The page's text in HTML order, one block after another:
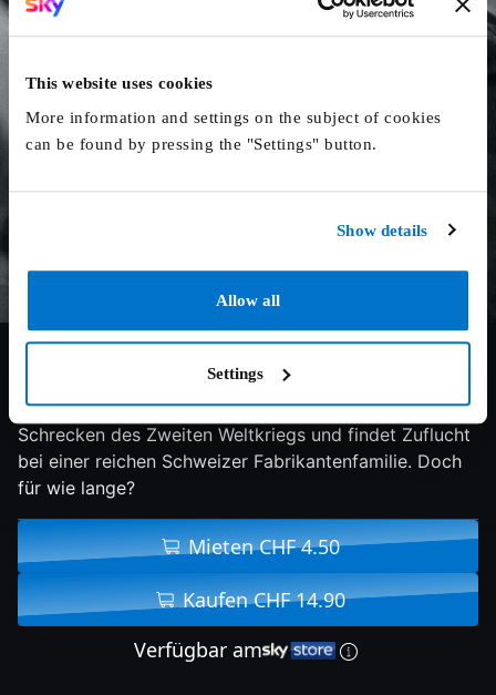
This website uses cookies
More information and settings on the subject of cookies
can be found by pressing the "Settings" button.
Show details
Allow all
Settings
6.1/10 1944 103 min Drama
Das Flüchtlingsmädchen Marie-Louise entkommt den
Schrecken des Zweiten Weltkriegs und findet Zuflucht
bei einer reichen Schweizer Fabrikantenfamilie. Doch
für wie lange?
Mieten CHF 4.50
Kaufen CHF 14.90
Verfügbar am